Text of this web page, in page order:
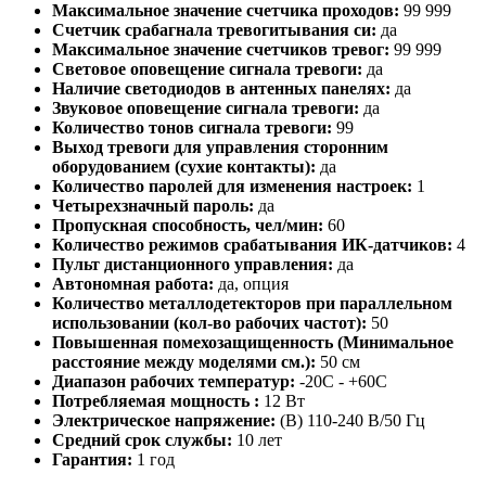
Максимальное значение счетчика проходов: 99 999
Счетчик срабагнала тревогитывания си: да
Максимальное значение счетчиков тревог: 99 999
Световое оповещение сигнала тревоги: да
Наличие светодиодов в антенных панелях: да
Звуковое оповещение сигнала тревоги: да
Количество тонов сигнала тревоги: 99
Выход тревоги для управления сторонним
оборудованием (сухие контакты): да
Количество паролей для изменения настроек: 1
Четырехзначный пароль: да
Пропускная способность, чел/мин: 60
Количество режимов срабатывания ИК-датчиков: 4
Пульт дистанционного управления: да
Автономная работа: да, опция
Количество металлодетекторов при параллельном
использовании (кол-во рабочих частот): 50
Повышенная помехозащищенность (Минимальное
расстояние между моделями см.): 50 см
Диапазон рабочих температур: -20С - +60С
Потребляемая мощность : 12 Вт
Электрическое напряжение: (В) 110-240 В/50 Гц
Средний срок службы: 10 лет
Гарантия: 1 год